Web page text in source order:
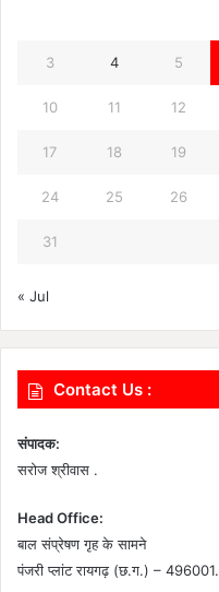
3 4 5
10 11 12
17 18 19
24 25 26
31
« Jul
Contact Us :
संपादक:
सरोज श्रीवास .
Head Office:
बाल संप्रेषण गृह के सामने
पंजरी प्लांट रायगढ़ (छ.ग.) – 496001.